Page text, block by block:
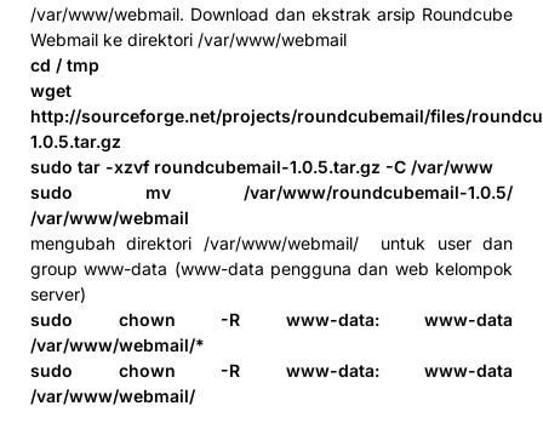
/var/www/webmail. Download dan ekstrak arsip Roundcube
Webmail ke direktori /var/www/webmail
cd / tmp
wget
http://sourceforge.net/projects/roundcubemail/files/
1.0.5.tar.gz
sudo tar -xzvf roundcubemail-1.0.5.tar.gz -C /var/www
sudo mv /var/www/roundcubemail-1.0.5/
/var/www/webmail
mengubah direktori /var/www/webmail/ untuk user dan
group www-data (www-data pengguna dan web kelompok
server)
sudo chown -R www-data: www-data
/var/www/webmail/*
sudo chown -R www-data: www-data
/var/www/webmail/